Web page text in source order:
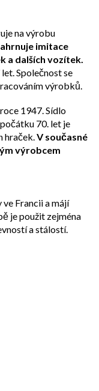
na výrobu
imitace
a dalších vozítek.
Společnost se
výrobků.
1947. Sídlo
70. let je
hraček.V současné
výrobcem
Francii a májí
je použit zejména
a stálostí.